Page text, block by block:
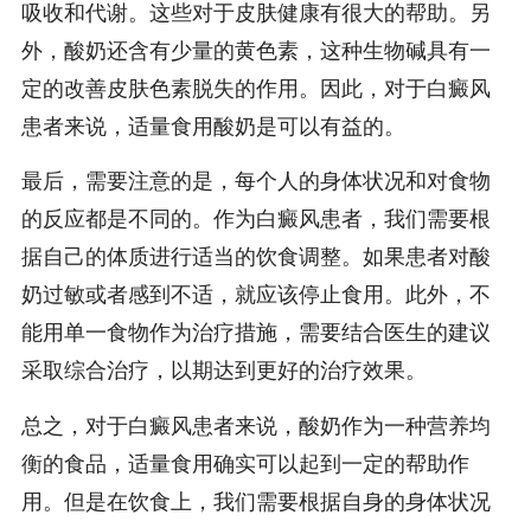
吸收和代谢。这些对于皮肤健康有很大的帮助。另
外，酸奶还含有少量的黄色素，这种生物碱具有一
定的改善皮肤色素脱失的作用。因此，对于白癜风
患者来说，适量食用酸奶是可以有益的。
最后，需要注意的是，每个人的身体状况和对食物
的反应都是不同的。作为白癜风患者，我们需要根
据自己的体质进行适当的饮食调整。如果患者对酸
奶过敏或者感到不适，就应该停止食用。此外，不
能用单一食物作为治疗措施，需要结合医生的建议
采取综合治疗，以期达到更好的治疗效果。
总之，对于白癜风患者来说，酸奶作为一种营养均
衡的食品，适量食用确实可以起到一定的帮助作
用。但是在饮食上，我们需要根据自身的身体状况